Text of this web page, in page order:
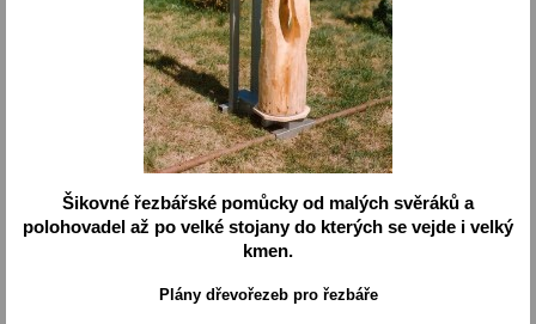
Šikovné řezbářské pomůcky od malých svěráků a
polohovadel až po velké stojany do kterých se vejde i velký
kmen.
Plány dřevořezeb pro řezbáře